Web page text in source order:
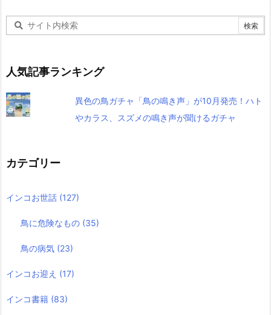
人気記事ランキング
異色の鳥ガチャ「鳥の鳴き声」が10月発売！ハト
やカラス、スズメの鳴き声が聞けるガチャ
カテゴリー
インコお世話 (127)
鳥に危険なもの (35)
鳥の病気 (23)
インコお迎え (17)
インコ書籍 (83)